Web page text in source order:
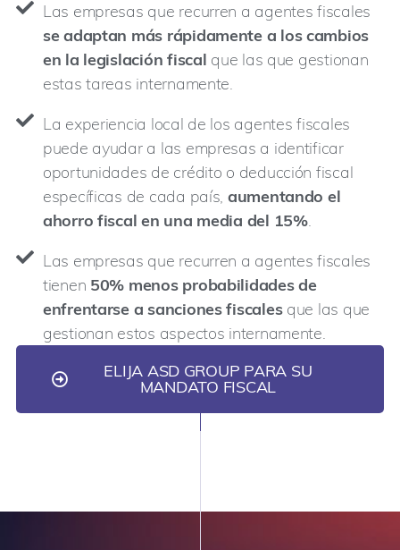
Las empresas que recurren a agentes fiscales
se adaptan más rápidamente a los cambios
en la legislación fiscal que las que gestionan
estas tareas internamente.
La experiencia local de los agentes fiscales
puede ayudar a las empresas a identificar
oportunidades de crédito o deducción fiscal
específicas de cada país, aumentando el
ahorro fiscal en una media del 15%.
Las empresas que recurren a agentes fiscales
tienen 50% menos probabilidades de
enfrentarse a sanciones fiscalesque las que
gestionan estos aspectos internamente.
ELIJA ASD GROUP PARA SU
MANDATO FISCAL